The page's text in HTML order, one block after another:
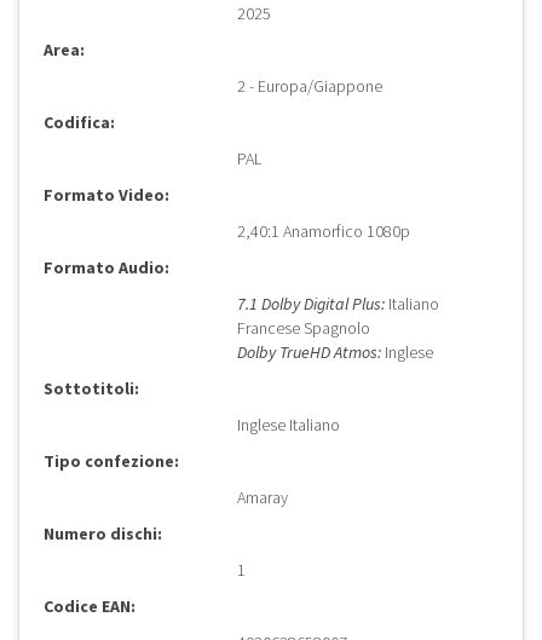
2025
Area:
2 - Europa/Giappone
Codifica:
PAL
Formato Video:
2,40:1 Anamorfico 1080p
Formato Audio:
7.1 Dolby Digital Plus: Italiano
Francese Spagnolo
Dolby TrueHD Atmos: Inglese
Sottotitoli:
Inglese Italiano
Tipo confezione:
Amaray
Numero dischi:
1
Codice EAN: